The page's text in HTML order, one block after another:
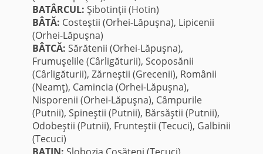
BATÂRCUL: Şibotinţii (Hotin)
BÂTĂ: Costeştii (Orhei-Lăpuşna), Lipicenii
(Orhei-Lăpuşna)
BÂTCĂ: Sărătenii (Orhei-Lăpuşna),
Frumuşelile (Cârligăturii), Scoposănii
(Cârligăturii), Zărneştii (Grecenii), Românii
(Neamţ), Camincia (Orhei-Lăpuşna),
Nisporenii (Orhei-Lăpuşna), Câmpurile
(Putnii), Spineştii (Putnii), Bărsăştii (Putnii),
Odobeştii (Putnii), Frunteştii (Tecuci), Galbinii
(Tecuci)